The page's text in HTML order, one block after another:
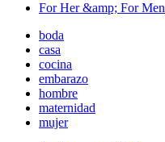
For Her &amp; For Men
boda
casa
cocina
embarazo
hombre
maternidad
mujer